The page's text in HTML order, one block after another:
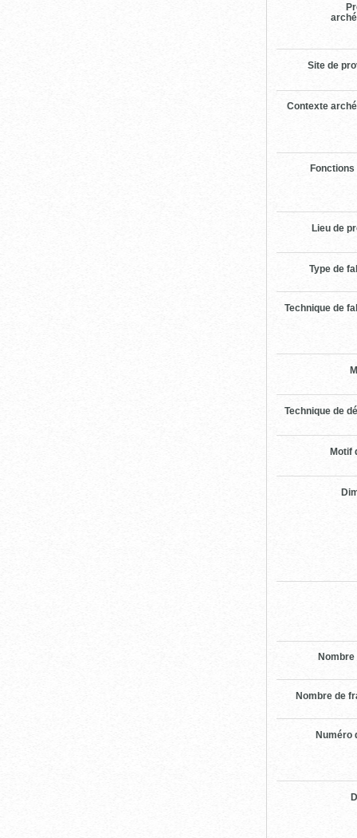
Site de
Contexte
Lieu de
Type de
Technique de
Technique de
Motif
Nombre de
Numéro